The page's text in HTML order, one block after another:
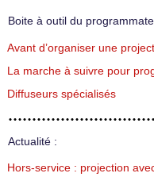
Boite à outil du
Avant d’organiser une
La marche à suivre pour
Diffuseurs spécialisés
Actualité :
Hors-service : projection